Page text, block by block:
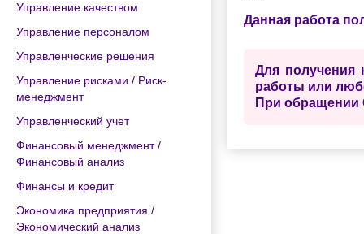
Управление качеством
Управление персоналом
Управленческие решения
Управление рисками / Риск-
менеджмент
Управленческий учет
Финансовый менеджмент /
Финансовый анализ
Финансы и кредит
Экономика предприятия /
Экономический анализ
Данная работа
Для получения
работы или
При обращении